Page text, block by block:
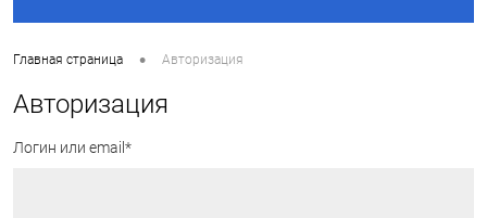
Главная страница • Авторизация
Авторизация
Логин или email*